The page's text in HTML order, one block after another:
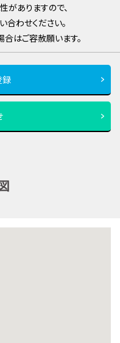
ありますので、
わせください。
はご容赦願います。
録